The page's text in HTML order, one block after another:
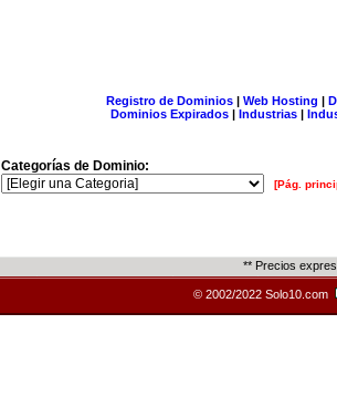
Registro de Dominios| Web Hosting |
Dominios Expirados | Industrias |
Categorías de Dominio:
[Pág.
** Precios
© 2002/2022 Solo10.com